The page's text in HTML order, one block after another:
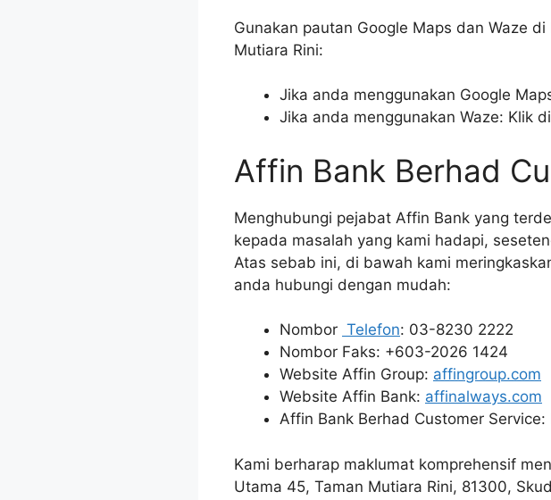
Gunakan pautan Google Maps dan Waze
Mutiara Rini:
Jika anda menggunakan Google
Jika anda menggunakan Waze: Klik di
Affin Bank Berhad
Menghubungi pejabat Affin Bank yang
kepada masalah yang kami hadapi,
Atas sebab ini, di bawah kami
anda hubungi dengan mudah:
Nombor Telefon: 03-8230 2222
Nombor Faks: +603-2026 1424
Website Affin Group: affingroup.com
Website Affin Bank: affinalways.com
Affin Bank Berhad Customer Service:
Kami berharap maklumat komprehensif
Utama 45, Taman Mutiara Rini, 81300,